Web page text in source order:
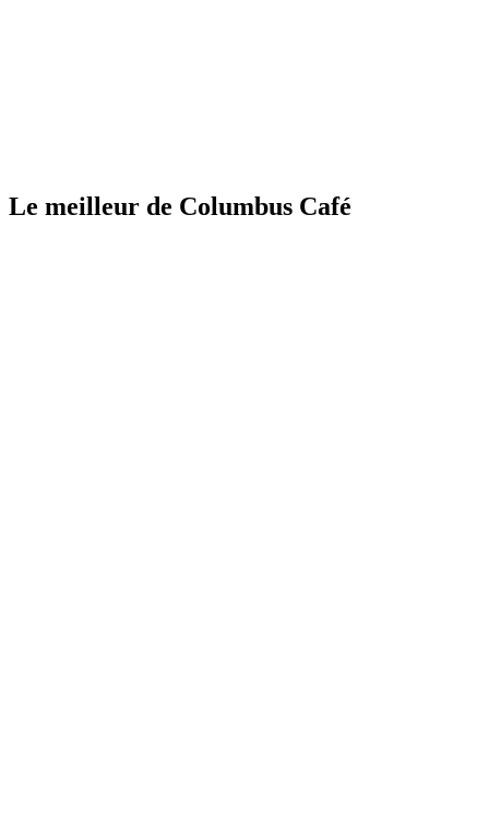
Le meilleur de Columbus Café